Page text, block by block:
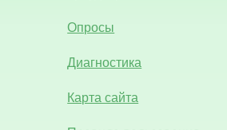
Опросы
Диагностика
Карта сайта